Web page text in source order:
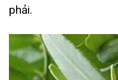
phải.